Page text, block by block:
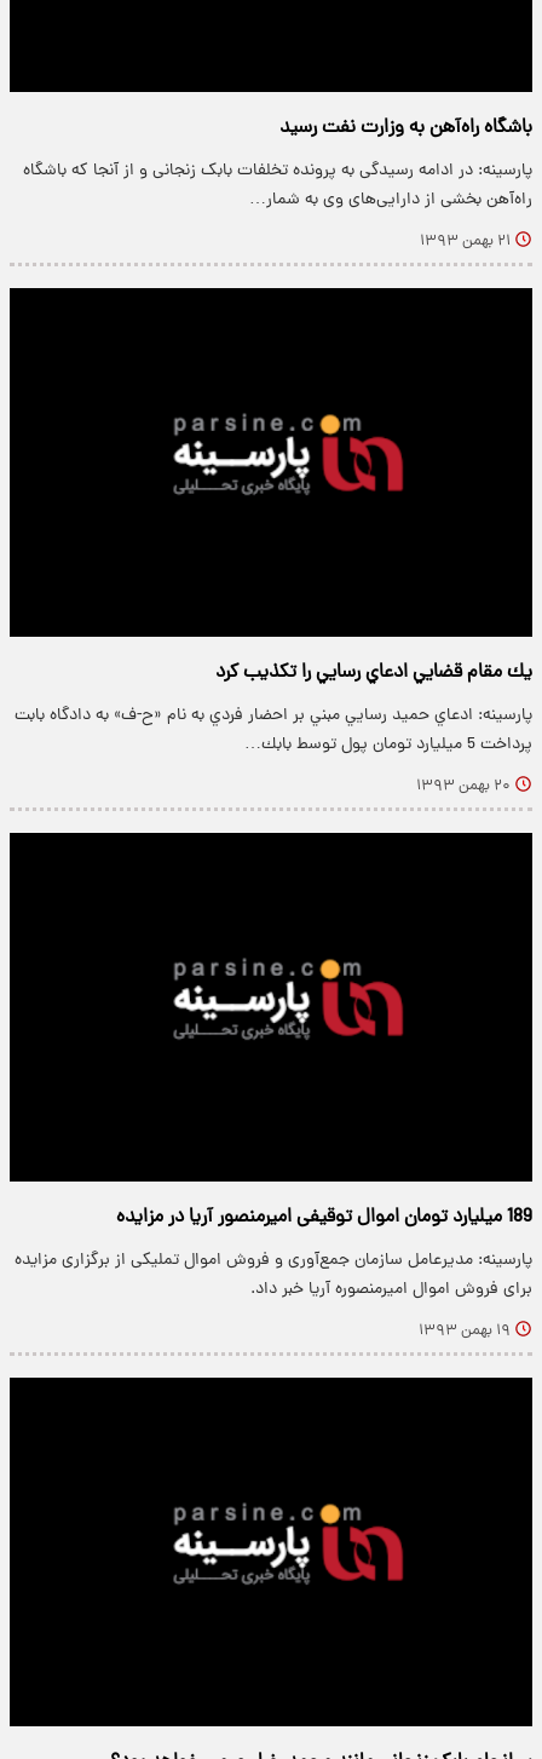
باشگاه راه‌آهن به وزارت نفت رسید
پارسینه: در ادامه رسیدگی به پرونده تخلفات بابک زنجانی و از آنجا که باشگاه
راه‌آهن بخشی از دارایی‌های وی به شمار…
۲۱ بهمن ۱۳۹۳
يك مقام قضايي ادعاي رسايي را تكذيب كرد
پارسینه: ادعاي حميد رسايي مبني بر احضار فردي به نام «ح-ف» به دادگاه بابت
پرداخت 5 ميليارد تومان پول توسط بابك…
۲۰ بهمن ۱۳۹۳
189 میلیارد تومان اموال توقیفی امیرمنصور آریا در مزایده
پارسینه: مدیرعامل سازمان جمع‌آوری و فروش اموال تملیکی از برگزاری مزایده
برای فروش اموال امیرمنصوره آریا خبر داد.
۱۹ بهمن ۱۳۹۳